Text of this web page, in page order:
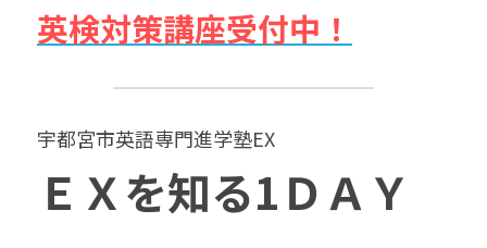
英検対策講座受付中！
宇都宮市英語専門進学塾EX
ＥＸを知る1ＤＡＹ